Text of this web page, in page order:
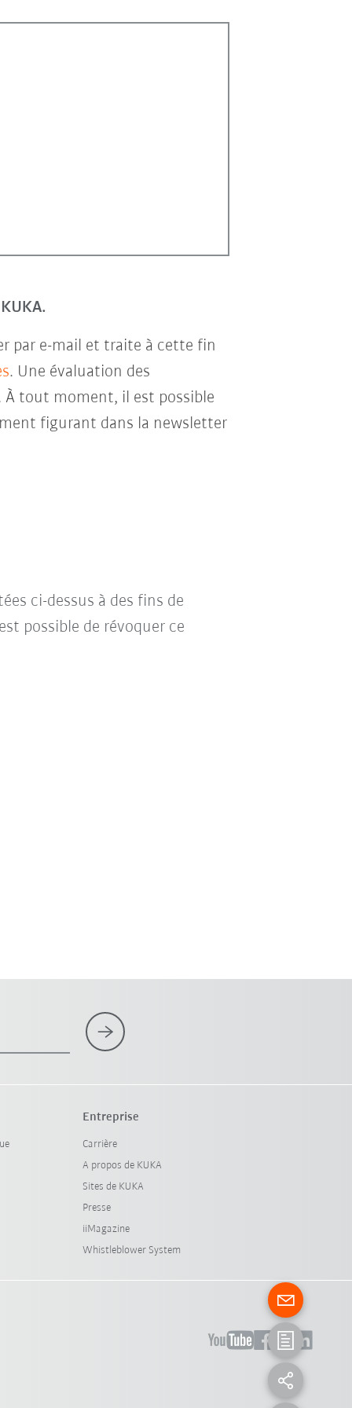
par e-mail et traite à cette fin
. Une évaluation des
À tout moment, il est possible
figurant dans la newsletter
ci-dessus à des fins de
possible de révoquer ce
Entreprise
Carrière
A propos de KUKA
Sites de KUKA
Presse
iiMagazine
Whistleblower System